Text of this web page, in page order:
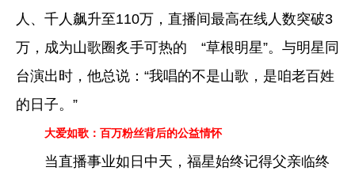
人、千人飙升至110万，直播间最高在线人数突破3
万，成为山歌圈炙手可热的 “草根明星”。与明星同
台演出时，他总说：“我唱的不是山歌，是咱老百姓
的日子。”
大爱如歌：百万粉丝背后的公益情怀
当直播事业如日中天，福星始终记得父亲临终